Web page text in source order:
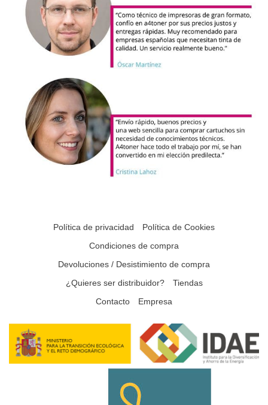
Política de privacidad
Política de Cookies
Condiciones de compra
Devoluciones / Desistimiento de compra
¿Quieres ser distribuidor?
Tiendas
Contacto
Empresa